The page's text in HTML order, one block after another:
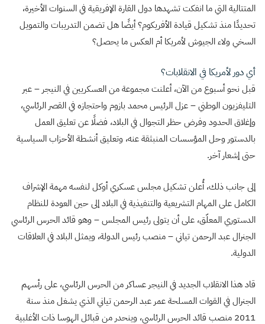
المتتالية التي ما انفكت تشهدها دول القارة الإفريقية في السنوات الأخيرة،
تحديدًا منذ تشكيل قيادة الأفريكوم؟ أيضًا هل تضمن التدريبات والتمويل
السخي ولاء الجيوش لأمريكا أم العكس ما يحصل؟
أي دور لأمريكا في الانقلابات؟
قبل نحو أسبوع من الآن، أعلنت مجموعة من العسكريين في النيجر – عبر
التليفزيون الوطني – عزل الرئيس محمد بازوم واحتجازه في القصر الرئاسي،
وإغلاق الحدود وفرض حظر التجوال في البلاد، فضلًا عن تعليق العمل
بالدستور وحل المؤسسات المنبثقة عنه، وتعليق أنشطة الأحزاب السياسية
حتى إشعار آخر.
إلى جانب ذلك، أُعلن تشكيل مجلس عسكري أوكل لنفسه مهمة الإشراف
الكامل على المهام التشريعية والتنفيذية في البلاد إلى حين العودة للنظام
الدستوري المعلّق، على أن يتولى رئيس المجلس – وهو قائد الحرس الرئاسي
الجنرال عبد الرحمن تياني – منصب رئيس الدولة، ويمثل البلاد في العلاقات
الدولية.
قاد هذا الانقلاب الجديد في النيجر عساكر من الحرس الرئاسي، على رأسهم
الجنرال في القوات المسلحة عمر عبد الرحمن تياني الذي يشغل منذ سنة
2011 منصب قائد الحرس الرئاسي، وينحدر من قبائل الهوسا ذات الأغلبية